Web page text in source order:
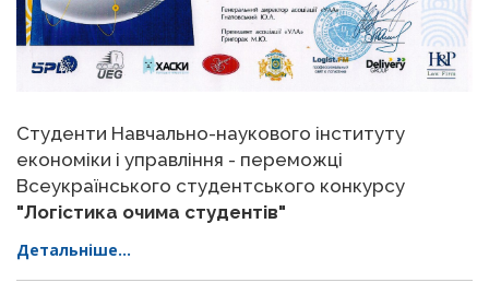
Студенти Навчально-наукового інституту
економіки і управління - переможці
Всеукраїнського студентського конкурсу
"Логістика очима студентів"
Детальніше...